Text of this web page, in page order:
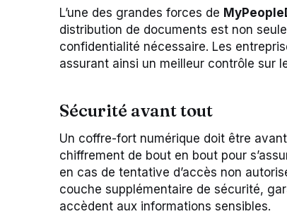
L’une des grandes forces de
distribution de documents est non
confidentialité nécessaire. Les
assurant ainsi un meilleur contrôle sur
Sécurité avant tout
Un coffre-fort numérique doit être
chiffrement de bout en bout pour
en cas de tentative d’accès non
couche supplémentaire de sécurité,
accèdent aux informations sensibles.